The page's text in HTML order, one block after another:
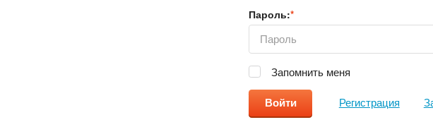
Пароль:*
Запомнить меня
Регистрация